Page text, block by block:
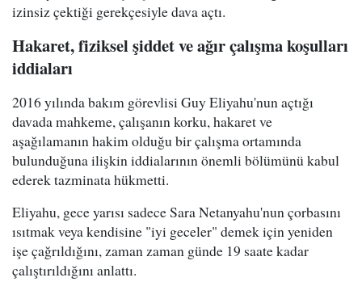
izinsiz çektiği gerekçesiyle dava açtı.
Hakaret, fiziksel şiddet ve ağır çalışma koşulları
iddiaları
2016 yılında bakım görevlisi Guy Eliyahu'nun açtığı
davada mahkeme, çalışanın korku, hakaret ve
aşağılamanın hakim olduğu bir çalışma ortamında
bulunduğuna ilişkin iddialarının önemli bölümünü kabul
ederek tazminata hükmetti.
Eliyahu, gece yarısı sadece Sara Netanyahu'nun çorbasını
ısıtmak veya kendisine "iyi geceler" demek için yeniden
işe çağrıldığını, zaman zaman günde 19 saate kadar
çalıştırıldığını anlattı.